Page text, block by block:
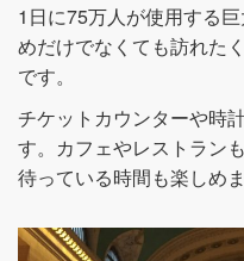
1日に75万人が使用する
めだけでなくても訪れた
です。
チケットカウンターや時
す。カフェやレストラン
待っている時間も楽しめま